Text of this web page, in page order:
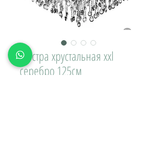
Люстра хрустальная xxl
серебро 125см